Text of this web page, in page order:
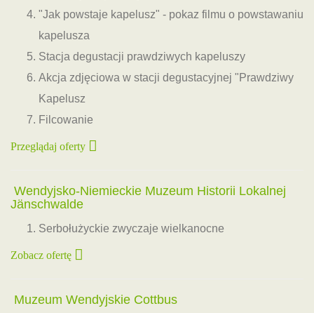
"Jak powstaje kapelusz" - pokaz filmu o powstawaniu
kapelusza
Stacja degustacji prawdziwych kapeluszy
Akcja zdjęciowa w stacji degustacyjnej "Prawdziwy
Kapelusz
Filcowanie
Przeglądaj oferty
Wendyjsko-Niemieckie Muzeum Historii Lokalnej
Jänschwalde
Serbołużyckie zwyczaje wielkanocne
Zobacz ofertę
Muzeum Wendyjskie Cottbus